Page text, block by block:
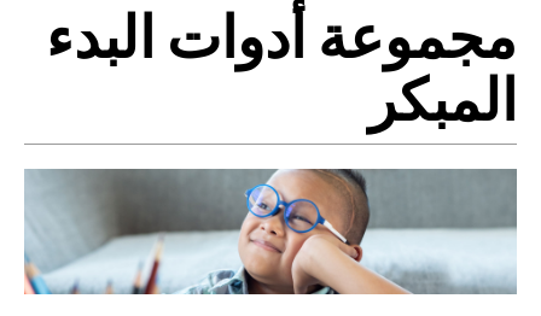
مجموعة أدوات البدء
المبكر